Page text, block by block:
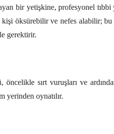
bir yetişkine, profesyonel
kişi öksürebilir ve nefes
gerektirir.
sırt vuruşları ve
yerinden oynatılır.